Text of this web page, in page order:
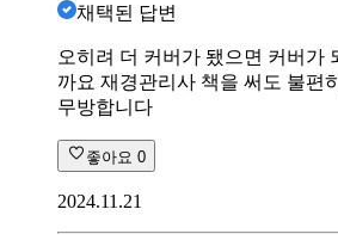
채택된 답변
오히려 더 커버가 됐으면 커버가
까요 재경관리사 책을 써도 불편
무방합니다
좋아요 0
2024.11.21